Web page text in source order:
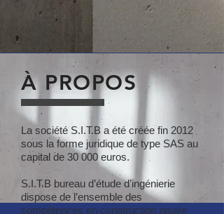
À PROPOS
La société S.I.T.B a été créée fin 2012
sous la forme juridique de type SAS au
capital de 30 000 euros.
S.I.T.B bureau d’étude d’ingénierie
dispose de l’ensemble des
compétences en construction neuve